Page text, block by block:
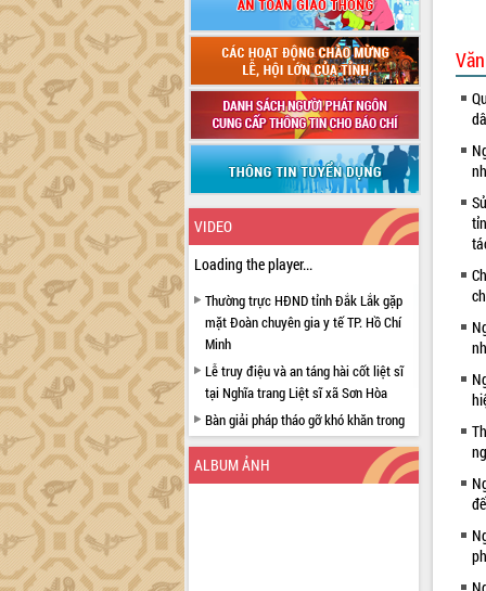
VIDEO
Loading the player...
Thường trực HĐND tỉnh Đắk Lắk gặp
mặt Đoàn chuyên gia y tế TP. Hồ Chí
Minh
Lễ truy điệu và an táng hài cốt liệt sĩ
tại Nghĩa trang Liệt sĩ xã Sơn Hòa
Bàn giải pháp tháo gỡ khó khăn trong
xuất khẩu sầu riêng và triển khai quy
định EUDR
Thứ trưởng Bộ Nông nghiệp và Môi
ALBUM ẢNH